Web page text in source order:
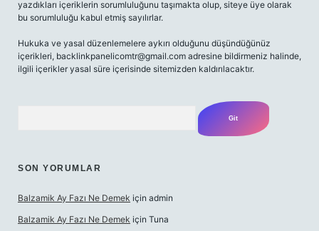
yazdıkları içeriklerin sorumluluğunu taşımakta olup, siteye üye olarak
bu sorumluluğu kabul etmiş sayılırlar.
Hukuka ve yasal düzenlemelere aykırı olduğunu düşündüğünüz
içerikleri, backlinkpanelicomtr@gmail.com adresine bildirmeniz halinde,
ilgili içerikler yasal süre içerisinde sitemizden kaldırılacaktır.
SON YORUMLAR
Balzamik Ay Fazı Ne Demek için admin
Balzamik Ay Fazı Ne Demek için Tuna